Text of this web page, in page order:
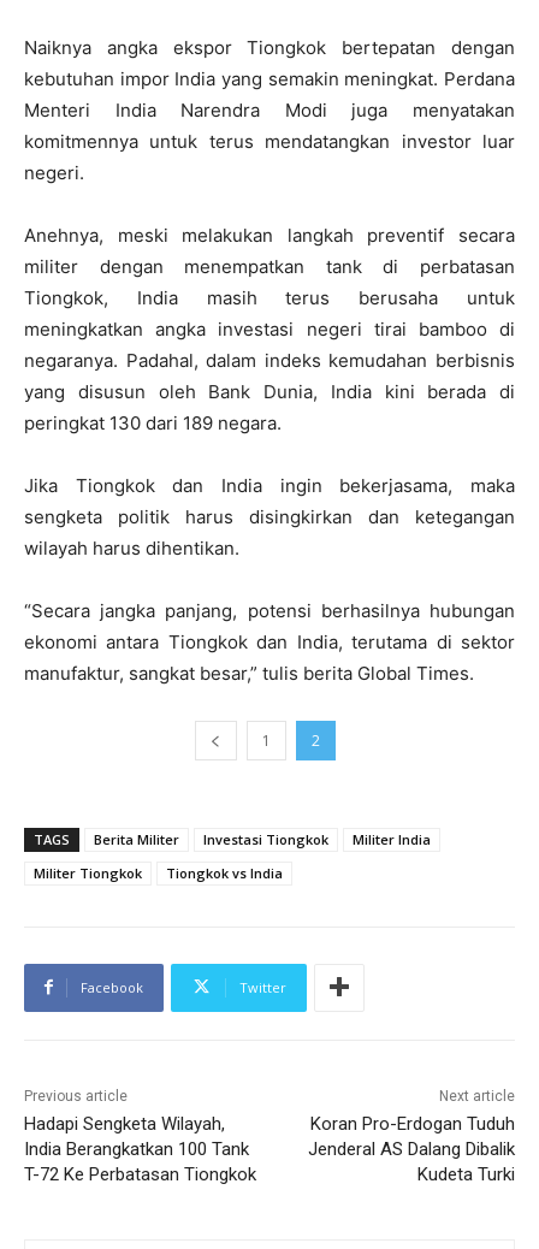
Naiknya angka ekspor Tiongkok bertepatan dengan
kebutuhan impor India yang semakin meningkat. Perdana
Menteri India Narendra Modi juga menyatakan
komitmennya untuk terus mendatangkan investor luar
negeri.
Anehnya, meski melakukan langkah preventif secara
militer dengan menempatkan tank di perbatasan
Tiongkok, India masih terus berusaha untuk
meningkatkan angka investasi negeri tirai bamboo di
negaranya. Padahal, dalam indeks kemudahan berbisnis
yang disusun oleh Bank Dunia, India kini berada di
peringkat 130 dari 189 negara.
Jika Tiongkok dan India ingin bekerjasama, maka
sengketa politik harus disingkirkan dan ketegangan
wilayah harus dihentikan.
“Secara jangka panjang, potensi berhasilnya hubungan
ekonomi antara Tiongkok dan India, terutama di sektor
manufaktur, sangkat besar,” tulis berita Global Times.
1 2
TAGS Berita Militer Investasi Tiongkok
Militer India
Militer Tiongkok
Tiongkok vs India
Facebook Twitter
Previous article
Hadapi Sengketa Wilayah,
India Berangkatkan 100 Tank
T-72 Ke Perbatasan Tiongkok
Next article
Koran Pro-Erdogan Tuduh
Jenderal AS Dalang Dibalik
Kudeta Turki